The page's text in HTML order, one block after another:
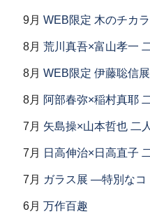
9月 WEB限定 木のチカ
8月 荒川真吾×富山孝一
8月 WEB限定 伊藤聡信展
8月 阿部春弥×稲村真耶
7月 矢島操×山本哲也 二
7月 日高伸治×日高直子
7月 ガラス展 ―特別な
6月 万作百趣